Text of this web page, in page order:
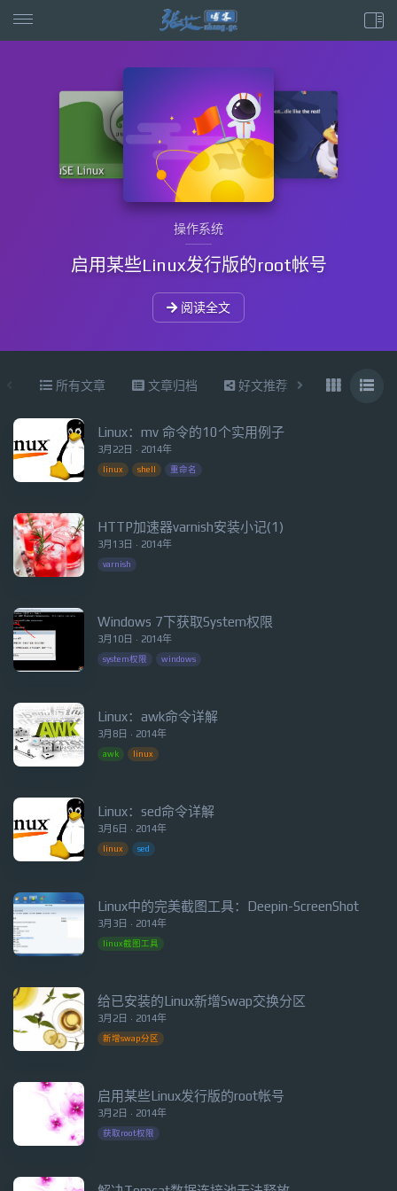
启用某些Linux发行版的root帐号
阅读全文
所有文章 文章归档 好文推荐 东拉西扯
3月22日 · 2014年
Linux：mv 命令的10个实用例子
linux shell 重命名
3月13日 · 2014年
HTTP加速器varnish安装小记(1)
varnish
3月10日 · 2014年
Windows 7下获取System权限
system权限 windows
3月8日 · 2014年
Linux：awk命令详解
awk linux
3月6日 · 2014年
Linux：sed命令详解
linux sed
3月3日 · 2014年
Linux中的完美截图工具：Deepin-ScreenShot
linux截图工具
3月2日 · 2014年
给已安装的Linux新增Swap交换分区
新增swap分区
3月2日 · 2014年
启用某些Linux发行版的root帐号
获取root权限